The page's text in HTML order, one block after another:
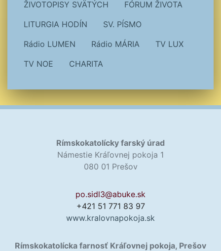
ŽIVOTOPISY SVÄTÝCH
FÓRUM ŽIVOTA
LITURGIA HODÍN
SV. PÍSMO
Rádio LUMEN
Rádio MÁRIA
TV LUX
TV NOE
CHARITA
Rímskokatolícky farský úrad
Námestie Kráľovnej pokoja 1
080 01 Prešov
po.sidl3@abuke.sk
+421 51 771 83 97
www.kralovnapokoja.sk
Rímskokatolícka farnosť Kráľovnej pokoja, Prešov